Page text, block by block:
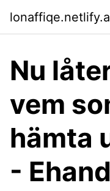
Nu
vem
hämta
-